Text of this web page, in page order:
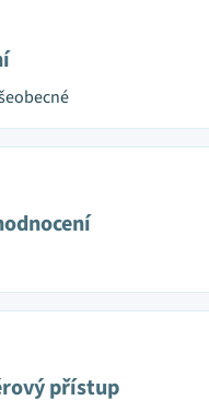
přístup